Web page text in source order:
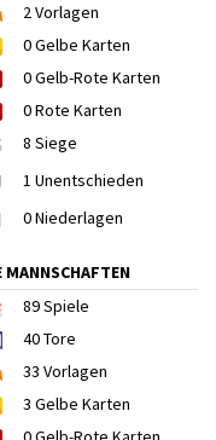
2Vorlagen
0Gelbe Karten
0Gelb-Rote Karten
0Rote Karten
8 Siege
1 Unentschieden
0 Niederlagen
MANNSCHAFTEN
89Spiele
40Tore
33 Vorlagen
3 Gelbe Karten